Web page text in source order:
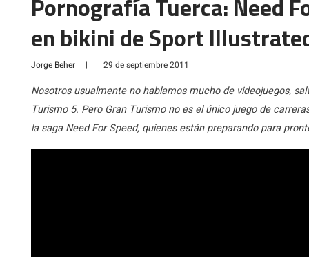
Pornografía Tuerca: Need
en bikini de Sport
Jorge Beher | 29 de septiembre 2011
Nosotros usualmente no hablamos mucho de videojuegos,
Turismo 5. Pero Gran Turismo no es el único juego de
la saga Need For Speed, quienes están preparando para